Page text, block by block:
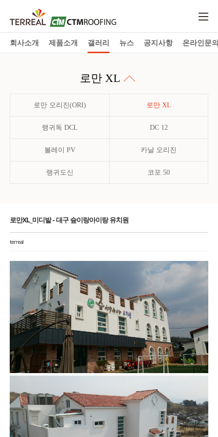
회사소개 제품소개 갤러리 뉴스 공지사항 온라인문
로만 XL
로만 오리진(ORI) 로만 XL
랭귀독 DCL DC 12
볼레이 PV 카날 오리진
랭귀도신 코포 50
로만XL_미디발 - 대구 숲이랑아이랑 유치원
terreal